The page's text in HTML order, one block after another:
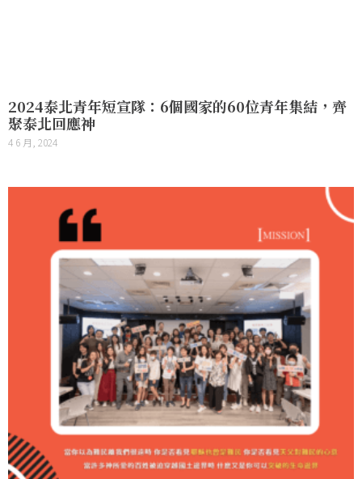
2024泰北青年短宣隊：6個國家的60位青年集結，齊
聚泰北回應神
4 6 月, 2024